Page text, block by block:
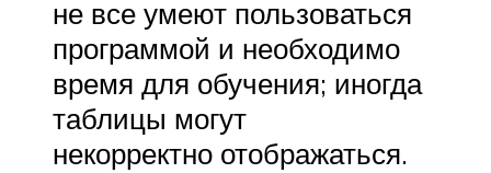
не все умеют пользоваться
программой и необходимо
время для обучения; иногда
таблицы могут
некорректно отображаться.